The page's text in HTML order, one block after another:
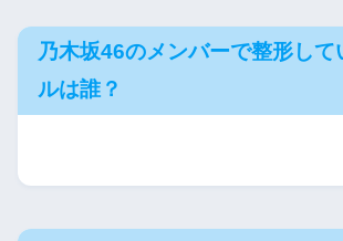
乃木坂46のメンバーで整形して
ルは誰？